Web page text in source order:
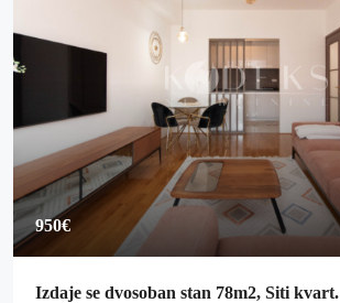
950€
Izdaje se dvosoban stan 78m2, Siti kvart.